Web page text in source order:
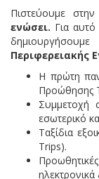
Πιστεύουμε
ενώσει. Για
Περιφερειακής
Η πρώτη
Προώθησης
Συμμετοχή
εσωτερικό
Ταξίδια
Trips).